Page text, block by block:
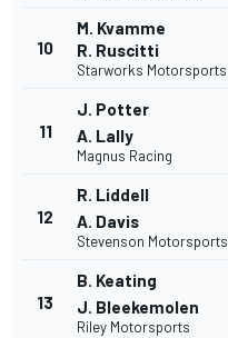
10
M. Kvamme
R. Ruscitti
Starworks Motorsports
11
J. Potter
A. Lally
Magnus Racing
12
R. Liddell
A. Davis
Stevenson Motorsports
13
B. Keating
J. Bleekemolen
Riley Motorsports